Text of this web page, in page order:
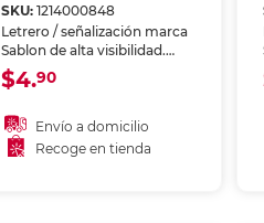
SKU: 1214000848
Letrero / señalización marca
Sablon de alta visibilidad.
Identifica zonas, riesgos o
instrucciones en oficinas,
Material resistente al uso
prolongado.
$4.90
Envío a domicilio
Recoge en tienda